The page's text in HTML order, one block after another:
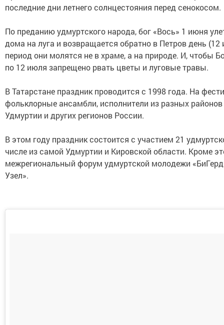
последние дни летнего солнцестояния перед сенокосом.
По преданию удмуртского народа, бог «Вось» 1 июня
дома на луга и возвращается обратно в Петров день
период они молятся не в храме, а на природе. И, чтобы
по 12 июля запрещено рвать цветы и луговые травы.
В Татарстане праздник проводится с 1998 года. На
фольклорные ансамбли, исполнители из разных районов
Удмуртии и других регионов России.
В этом году праздник состоится с участием 21
числе из самой Удмуртии и Кировской области. Кроме
межрегиональный форум удмуртской молодежи
Узел».